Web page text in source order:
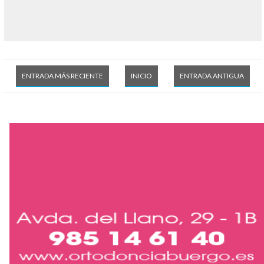
ENTRADA MÁS RECIENTE ENTRADA ANTIGUA
INICIO